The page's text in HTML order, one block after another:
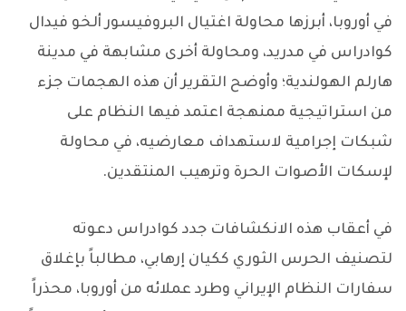
في أوروبا، أبرزها محاولة اغتيال البروفيسور ألخو فيدال
كوادراس في مدريد، ومحاولة أخرى مشابهة في مدينة
هارلم الهولندية؛ وأوضح التقرير أن هذه الهجمات جزء
من استراتيجية ممنهجة اعتمد فيها النظام على
شبكات إجرامية لاستهداف معارضيه، في محاولة
لإسكات الأصوات الحرة وترهيب المنتقدين.
في أعقاب هذه الانكشافات جدد كوادراس دعوته
لتصنيف الحرس الثوري ككيان إرهابي، مطالباً بإغلاق
سفارات النظام الإيراني وطرد عملائه من أوروبا، محذراً